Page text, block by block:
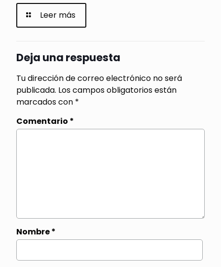
Leer más
Deja una respuesta
Tu dirección de correo electrónico no será
publicada. Los campos obligatorios están
marcados con *
Comentario *
Nombre*